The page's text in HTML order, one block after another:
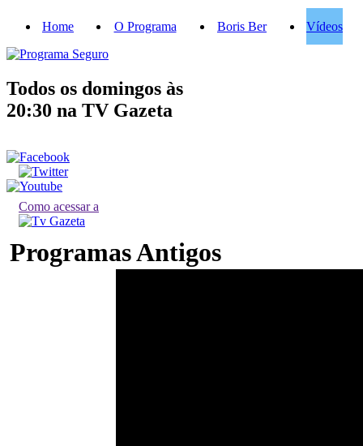
Home O Programa Boris Ber Vídeos
Todos os domingos às
20:30 na TV Gazeta
Como acessar a
Programas Antigos